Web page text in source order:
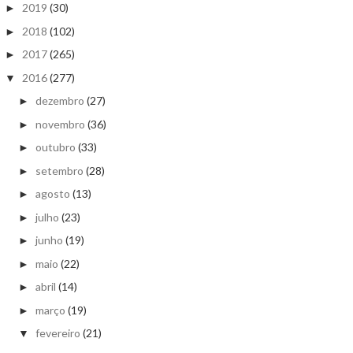
► 2019 (30)
► 2018 (102)
► 2017(265)
▼ 2016(277)
► dezembro (27)
► novembro (36)
► outubro (33)
► setembro (28)
► agosto (13)
► julho (23)
► junho (19)
► maio (22)
► abril (14)
► março (19)
▼ fevereiro (21)